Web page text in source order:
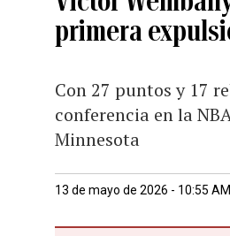
primera
Con 27 puntos y 17
conferencia en la
Minnesota
13 de mayo de 2026 - 10:55 AM